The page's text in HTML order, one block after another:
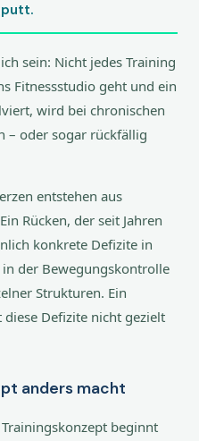
sein: Nicht jedes Training
Fitnessstudio geht und ein
wird bei chronischen
– oder sogar rückfällig
entstehen aus
Rücken, der seit Jahren
konkrete Defizite in
der Bewegungskontrolle
Strukturen. Ein
Defizite nicht gezielt
anders macht
beginnt